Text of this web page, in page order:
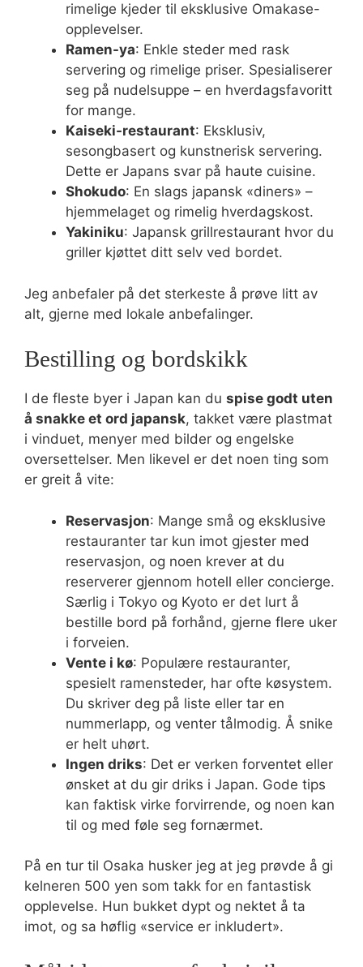
rimelige kjeder til eksklusive Omakase-
opplevelser.
Ramen-ya: Enkle steder med rask
servering og rimelige priser. Spesialiserer
seg på nudelsuppe – en hverdagsfavoritt
for mange.
Kaiseki-restaurant: Eksklusiv,
sesongbasert og kunstnerisk servering.
Dette er Japans svar på haute cuisine.
Shokudo: En slags japansk «diners» –
hjemmelaget og rimelig hverdagskost.
Yakiniku: Japansk grillrestaurant hvor du
griller kjøttet ditt selv ved bordet.
Jeg anbefaler på det sterkeste å prøve litt av
alt, gjerne med lokale anbefalinger.
Bestilling og bordskikk
I de fleste byer i Japan kan du spise godt uten
å snakke et ord japansk, takket være plastmat
i vinduet, menyer med bilder og engelske
oversettelser. Men likevel er det noen ting som
er greit å vite:
Reservasjon: Mange små og eksklusive
restauranter tar kun imot gjester med
reservasjon, og noen krever at du
reserverer gjennom hotell eller concierge.
Særlig i Tokyo og Kyoto er det lurt å
bestille bord på forhånd, gjerne flere uker
i forveien.
Vente i kø: Populære restauranter,
spesielt ramensteder, har ofte køsystem.
Du skriver deg på liste eller tar en
nummerlapp, og venter tålmodig. Å snike
er helt uhørt.
Ingen driks: Det er verken forventet eller
ønsket at du gir driks i Japan. Gode tips
kan faktisk virke forvirrende, og noen kan
til og med føle seg fornærmet.
På en tur til Osaka husker jeg at jeg prøvde å gi
kelneren 500 yen som takk for en fantastisk
opplevelse. Hun bukket dypt og nektet å ta
imot, og sa høflig «service er inkludert».